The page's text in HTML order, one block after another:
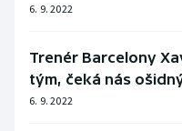
6. 9. 2022
Trenér Barcelony
tým, čeká nás
6. 9. 2022